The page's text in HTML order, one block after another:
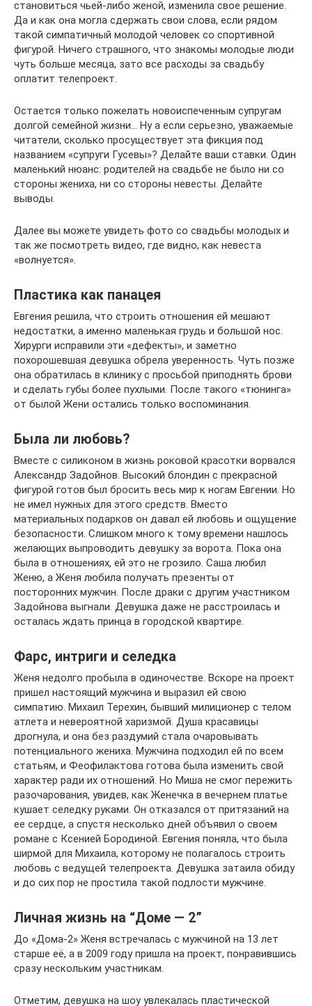
становиться чьей-либо женой, изменила свое решение.
Да и как она могла сдержать свои слова, если рядом
такой симпатичный молодой человек со спортивной
фигурой. Ничего страшного, что знакомы молодые люди
чуть больше месяца, зато все расходы за свадьбу
оплатит телепроект.
Остается только пожелать новоиспеченным супругам
долгой семейной жизни… Ну а если серьезно, уважаемые
читатели, сколько просуществует эта фикция под
названием «супруги Гусевы»? Делайте ваши ставки. Один
маленький нюанс: родителей на свадьбе не было ни со
стороны жениха, ни со стороны невесты. Делайте
выводы.
Далее вы можете увидеть фото со свадьбы молодых и
так же посмотреть видео, где видно, как невеста
«волнуется».
Пластика как панацея
Евгения решила, что строить отношения ей мешают
недостатки, а именно маленькая грудь и большой нос.
Хирурги исправили эти «дефекты», и заметно
похорошевшая девушка обрела уверенность. Чуть позже
она обратилась в клинику с просьбой приподнять брови
и сделать губы более пухлыми. После такого «тюнинга»
от былой Жени остались только воспоминания.
Была ли любовь?
Вместе с силиконом в жизнь роковой красотки ворвался
Александр Задойнов. Высокий блондин с прекрасной
фигурой готов был бросить весь мир к ногам Евгении. Но
не имел нужных для этого средств. Вместо
материальных подарков он давал ей любовь и ощущение
безопасности. Слишком много к тому времени нашлось
желающих выпроводить девушку за ворота. Пока она
была в отношениях, ей это не грозило. Саша любил
Женю, а Женя любила получать презенты от
посторонних мужчин. После драки с другим участником
Задойнова выгнали. Девушка даже не расстроилась и
осталась ждать принца в городской квартире.
Фарс, интриги и селедка
Женя недолго пробыла в одиночестве. Вскоре на проект
пришел настоящий мужчина и выразил ей свою
симпатию. Михаил Терехин, бывший милиционер с телом
атлета и невероятной харизмой. Душа красавицы
дрогнула, и она без раздумий стала очаровывать
потенциального жениха. Мужчина подходил ей по всем
статьям, и Феофилактова готова была изменить свой
характер ради их отношений. Но Миша не смог пережить
разочарования, увидев, как Женечка в вечернем платье
кушает селедку руками. Он отказался от притязаний на
ее сердце, а спустя несколько дней объявил о своем
романе с Ксенией Бородиной. Евгения поняла, что была
ширмой для Михаила, которому не полагалось строить
любовь с ведущей телепроекта. Девушка затаила обиду
и до сих пор не простила такой подлости мужчине.
Личная жизнь на “Доме — 2”
До «Дома-2» Женя встречалась с мужчиной на 13 лет
старше её, а в 2009 году пришла на проект, понравившись
сразу нескольким участникам.
Отметим, девушка на шоу увлекалась пластической